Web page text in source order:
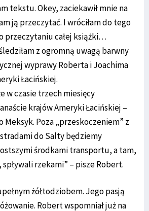
tekstu. Okey, zaciekawił mnie na
ją przeczytać. I wróciłam do tego
przeczytaniu całej książki…
z ogromną uwagą barwny
wyprawy Roberta i Joachima
Łacińskiej.
w czasie trzech miesięcy
krajów Ameryki Łacińskiej –
Meksyk. Poza „przeskoczeniem” z
do Salty będziemy
środkami transportu, a tam,
rzekami” – pisze Robert.
żółtodziobem. Jego pasją
Robert wspomniał już na